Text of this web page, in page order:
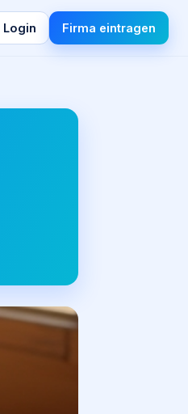
Login Firma eintragen